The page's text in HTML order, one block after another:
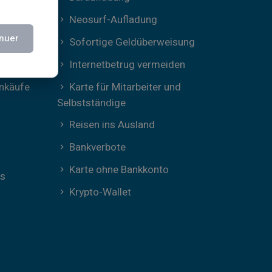
Neosurf-Aufladung
Sofortige Geldüberweisung
Internetbetrug vermeiden
Karte für Mitarbeiter und
Selbstständige
Reisen ins Ausland
Bankverbote
Karte ohne Bankkonto
Krypto-Wallet